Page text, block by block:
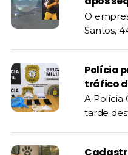
O
Santos,
Polícia
tráfico
A Polícia
tarde